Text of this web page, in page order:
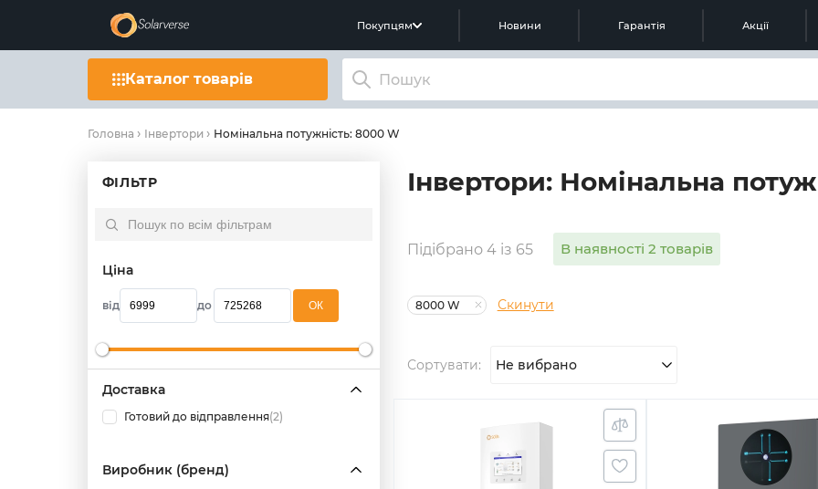
Покупцям Новини Гарантія Акції
Каталог товарів
Головна Інвертори Номінальна потужність: 8000 W
ФІЛЬТР
Ціна
від до OК
Доставка
Готовий до відправлення(2)
Виробник (бренд)
Інвертори: Номінальна
Підібрано 4 із 65 В наявності 2 товарів
8000 W Скинути
Сортувати: Не вибрано